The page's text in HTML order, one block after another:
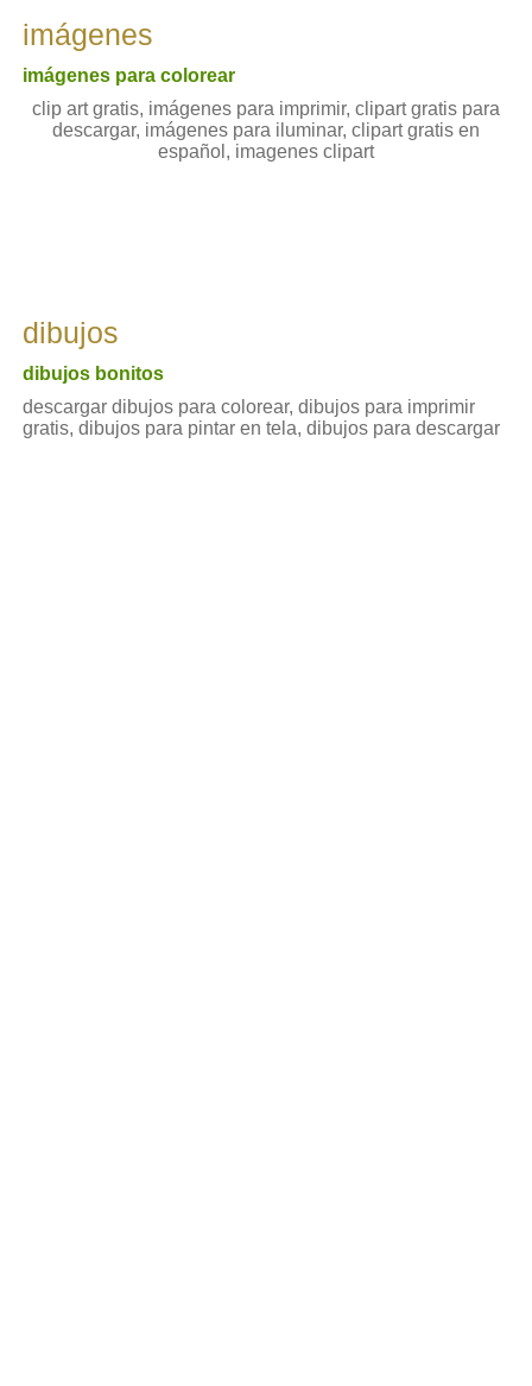
imágenes
imágenes para colorear
clip art gratis, imágenes para imprimir, clipart gratis para
descargar, imágenes para iluminar, clipart gratis en
español, imagenes clipart
dibujos
dibujos bonitos
descargar dibujos para colorear, dibujos para imprimir
gratis, dibujos para pintar en tela, dibujos para descargar